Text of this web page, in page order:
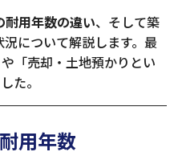
耐用年数の違い、そして築
について解説します。最
「売却・土地預かりとい
た。
用年数